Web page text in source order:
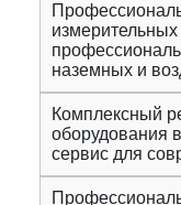
наземных и
Комплексный
оборудования
сервис для